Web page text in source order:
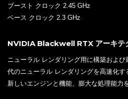
ブースト クロック 2.45 GHz
ベース クロック 2.3 GHz
NVIDIA Blackwell RTX アーキテ
ニューラル レンダリング用に構築およ
代のニューラル レンダリングを高速化
新しいエンジンと機能、膨大な処理能力